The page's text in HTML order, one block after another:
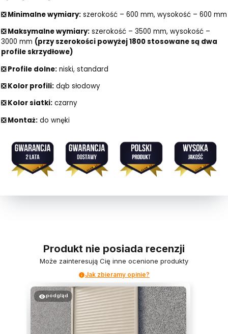
❎ Minimalne wymiary: szerokość – 600 mm, wysokość – 600 mm
❎ Maksymalne wymiary: szerokość – 3500 mm, wysokość –
3000 mm (przy szerokości powyżej 1800 stosowane są dwa
profile skrzydłowe)
❎ Profile dolne: niski, standard
❎ Kolor profili: dąb słodowy
❎ Kolor siatki: czarny
❎ Montaż: do wnęki
Produkt nie posiada recenzji
Może zainteresują Cię inne ocenione produkty
Jak zbieramy opinie?
podgląd